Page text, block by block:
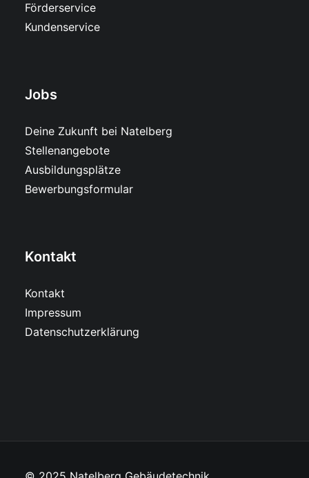
Förderservice
Kundenservice
Jobs
Deine Zukunft bei Natelberg
Stellenangebote
Ausbildungsplätze
Bewerbungsformular
Kontakt
Kontakt
Impressum
Datenschutzerklärung